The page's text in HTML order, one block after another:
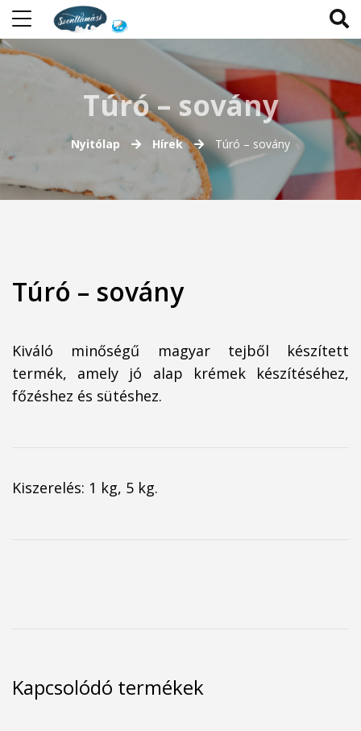
Túró – sovány
Nyitólap Hírek Túró – sovány
Túró – sovány
Kiváló minőségű magyar tejből készített
termék, amely jó alap krémek készítéséhez,
főzéshez és sütéshez.
Kiszerelés: 1 kg, 5 kg.
Kapcsolódó termékek